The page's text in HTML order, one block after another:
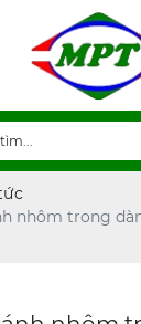
nhôm trong